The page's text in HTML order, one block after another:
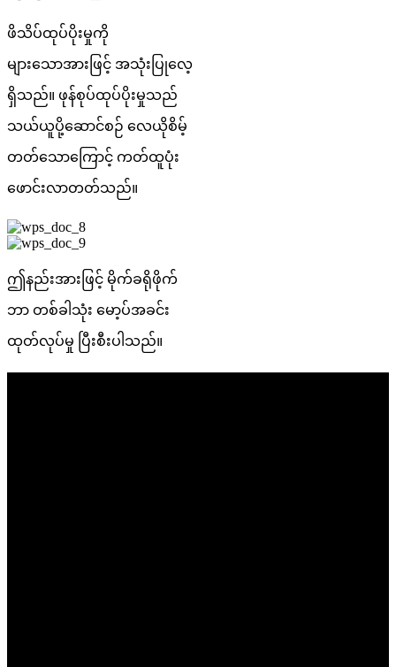
ဖိသိပ်ထုပ်ပိုးမှုကို
များသောအားဖြင့် အသုံးပြုလေ့
ရှိသည်။ ဖုန်စုပ်ထုပ်ပိုးမှုသည်
သယ်ယူပို့ဆောင်စဉ် လေယိုစိမ့်
တတ်သောကြောင့် ကတ်ထူပုံး
ဖောင်းလာတတ်သည်။
ဤနည်းအားဖြင့် မိုက်ခရိုဖိုက်
ဘာ တစ်ခါသုံး မော့ပ်အခင်း
ထုတ်လုပ်မှု ပြီးစီးပါသည်။